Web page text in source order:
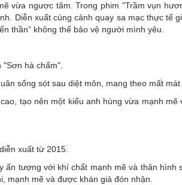
vừa ngược tâm. Trong phim "Trầm vụn
Diễn xuất cùng cảnh quay sa mạc thực tế
thần” không thể bảo vệ người mình yêu.
hà chẩm".
sống sót sau diệt môn, mang theo mất mát
tạo nên một kiểu anh hùng vừa mạnh mẽ
xuất từ 2015.
ấn tượng với khí chất mạnh mẽ và thân hình
mạnh mẽ và được khán giả đón nhận.